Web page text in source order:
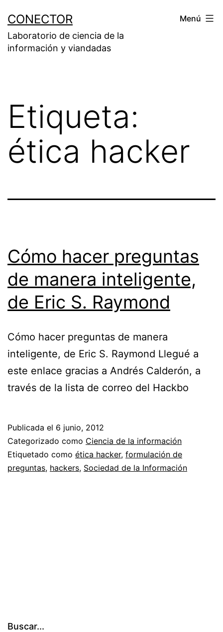
contenido
CONECTOR
Laboratorio de ciencia de la
información y viandadas
Menú
Etiqueta:
ética hacker
Cómo hacer preguntas
de manera inteligente,
de Eric S. Raymond
Cómo hacer preguntas de manera
inteligente, de Eric S. Raymond Llegué a
este enlace gracias a Andrés Calderón, a
través de la lista de correo del Hackbo
Publicada el 6 junio, 2012
Categorizado como Ciencia de la información
Etiquetado como ética hacker, formulación de
preguntas, hackers, Sociedad de la Información
Buscar...